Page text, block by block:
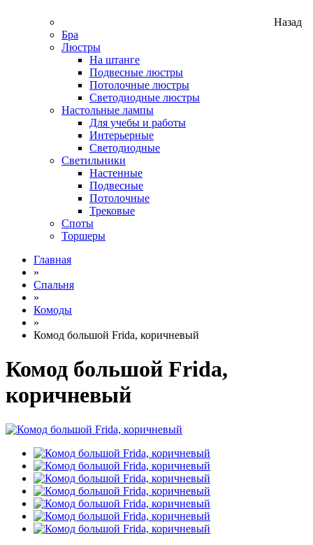
Назад
Бра
Люстры
На штанге
Подвесные люстры
Потолочные люстры
Светодиодные люстры
Настольные лампы
Для учебы и работы
Интерьерные
Светодиодные
Светильники
Настенные
Подвесные
Потолочные
Трековые
Споты
Торшеры
Главная
»
Спальня
»
Комоды
»
Комод большой Frida, коричневый
Комод большой Frida,
коричневый